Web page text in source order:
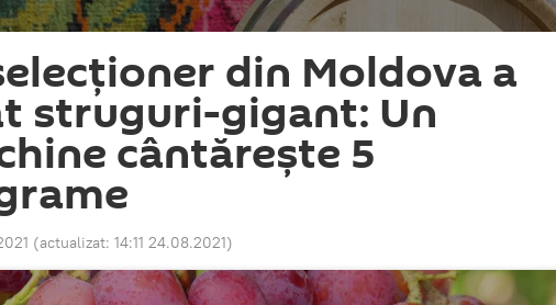
din Moldova a
struguri-gigant: Un
cântărește 5
(actualizat: 14:11 24.08.2021)